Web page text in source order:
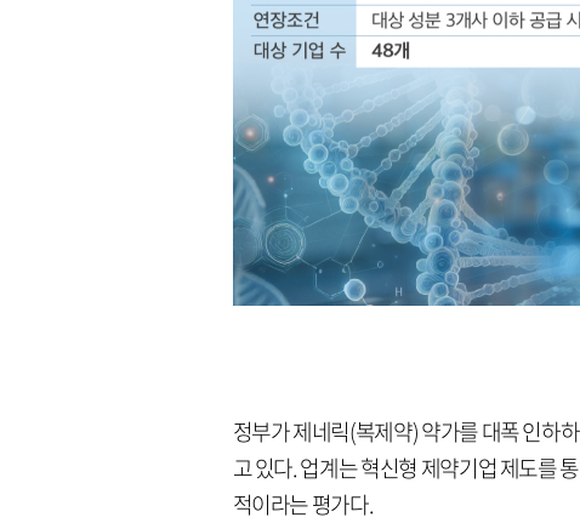
정부가 제네릭(복제약) 약가를 대폭 인하
고 있다. 업계는 혁신형 제약기업 제도를
적이라는 평가다.